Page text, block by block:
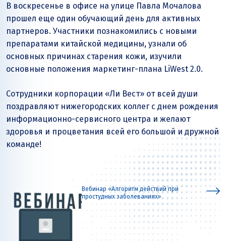
В воскресенье в офисе на улице Павла Мочалова
прошел еще один обучающий день для активных
партнеров. Участники познакомились с новыми
препаратами китайской медицины, узнали об
основных причинах старения кожи, изучили
основные положения маркетинг-плана LiWest 2.0.
Сотрудники корпорации «Ли Вест» от всей души
поздравляют нижегородских коллег с днем рождения
информационно-сервисного центра и желают
здоровья и процветания всей его большой и дружной
команде!
Вебинар «Алгоритм действий при
простудных заболеваниях»